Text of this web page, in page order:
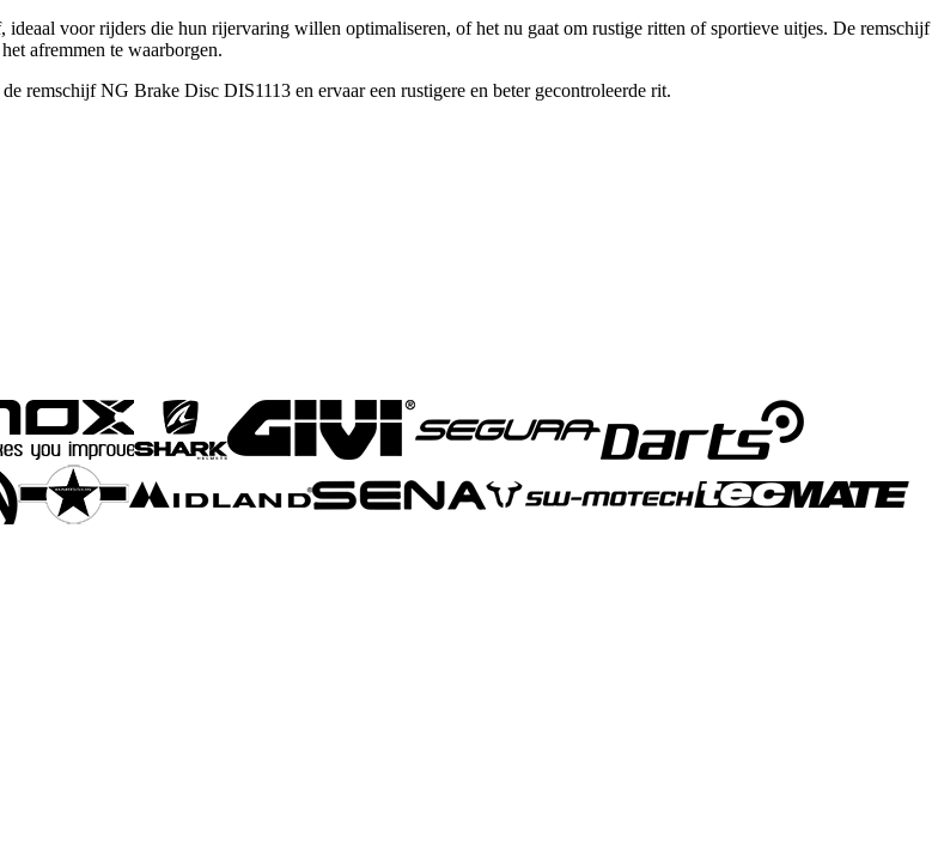
voor rijders die hun rijervaring willen optimaliseren, of het nu gaat om rustige ritten of sportieve uitjes. De remschijf
afremmen te waarborgen.
remschijf NG Brake Disc DIS1113 en ervaar een rustigere en beter gecontroleerde rit.